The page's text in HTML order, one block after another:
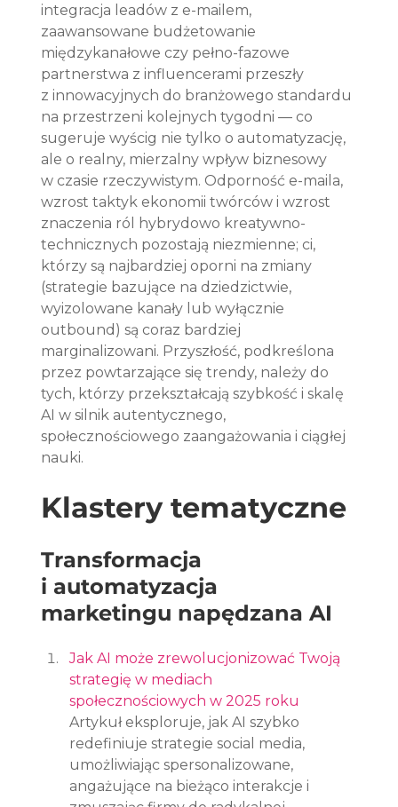
integracja leadów z e-mailem,
zaawansowane budżetowanie
międzykanałowe czy pełno-fazowe
partnerstwa z influencerami przeszły
z innowacyjnych do branżowego standardu
na przestrzeni kolejnych tygodni — co
sugeruje wyścig nie tylko o automatyzację,
ale o realny, mierzalny wpływ biznesowy
w czasie rzeczywistym. Odporność e-maila,
wzrost taktyk ekonomii twórców i wzrost
znaczenia ról hybrydowo kreatywno-
technicznych pozostają niezmienne; ci,
którzy są najbardziej oporni na zmiany
(strategie bazujące na dziedzictwie,
wyizolowane kanały lub wyłącznie
outbound) są coraz bardziej
marginalizowani. Przyszłość, podkreślona
przez powtarzające się trendy, należy do
tych, którzy przekształcają szybkość i skalę
AI w silnik autentycznego,
społecznościowego zaangażowania i ciągłej
nauki.
Klastery tematyczne
Transformacja
i automatyzacja
marketingu napędzana AI
Jak AI może zrewolucjonizować Twoją
strategię w mediach
społecznościowych w 2025 roku
Artykuł eksploruje, jak AI szybko
redefiniuje strategie social media,
umożliwiając spersonalizowane,
angażujące na bieżąco interakcje i